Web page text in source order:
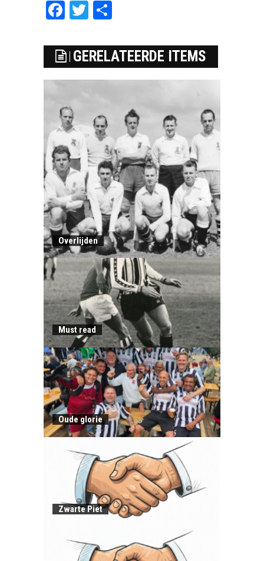
Facebook
Twitter
GERELATEERDE ITEMS
Overlijden
Must read
Oude glorie
Zwarte Piet